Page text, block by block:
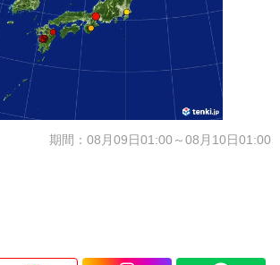
期間：08月09日01:00～08月10日01:00